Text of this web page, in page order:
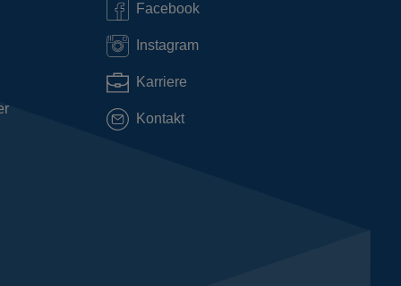
Facebook
Instagram
Karriere
Kontakt